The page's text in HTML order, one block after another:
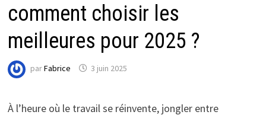
comment choisir les
meilleures pour 2025 ?
parFabrice 3 juin 2025
À l’heure où le travail se réinvente, jongler entre